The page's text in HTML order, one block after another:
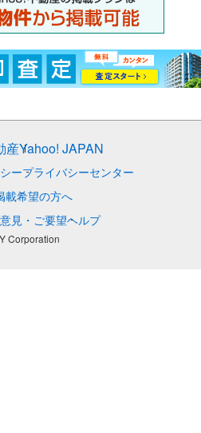
産Yahoo! JAPAN
ープライバシーセンター
載希望の方へ
見・ご要望ヘルプ
Corporation